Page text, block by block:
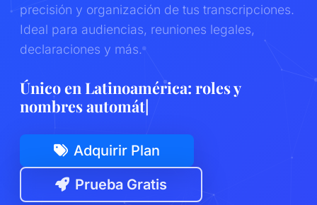
precisión y organización de tus transcripciones.
Ideal para audiencias, reuniones legales,
declaraciones y más.
Único en Latinoaméric|
Adquirir Plan
Prueba Gratis